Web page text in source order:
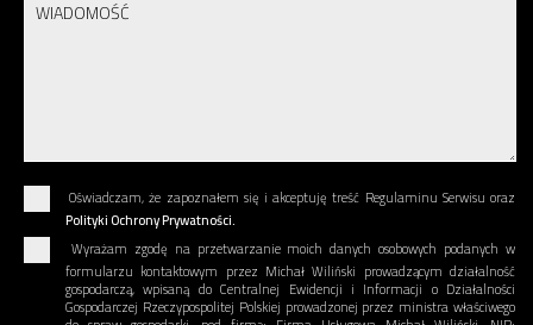
Oświadczam, że zapoznałem się i akceptuję treść Regulaminu Serwisu oraz
Polityki Ochrony Prywatności.
Wyrażam zgodę na przetwarzanie moich danych osobowych podanych w
formularzu kontaktowym przez Michał Wiliński prowadzącym działalność
gospodarczą, wpisaną do Centralnej Ewidencji i Informacji o Działalności
Gospodarczej Rzeczypospolitej Polskiej prowadzonej przez ministra właściwego